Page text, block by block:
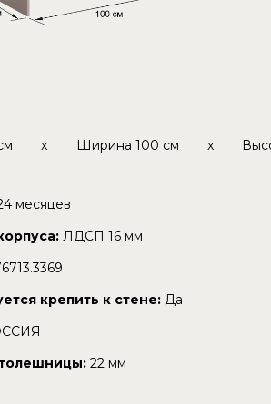
x Ширина 100 см x
месяцев
ЛДСП 16 мм
крепить к стене: Да
22 мм